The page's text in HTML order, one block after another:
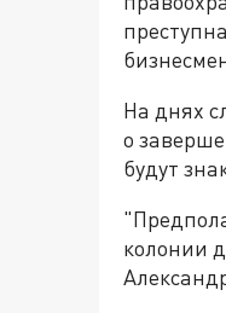
На днях
о
будут
колонии